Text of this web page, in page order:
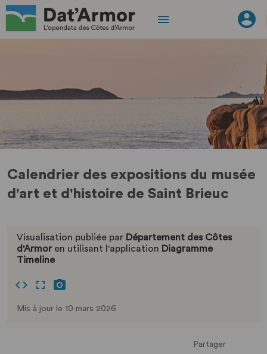
Calendrier des expositions du musée
d'art et d'histoire de Saint Brieuc
Visualisation publiée par Département des Côtes
d'Armor en utilisant l'application Diagramme
Timeline
Mis à jour le 10 mars 2026
Partager